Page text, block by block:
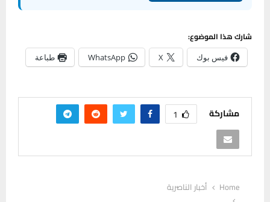
شارك هذا الموضوع:
فيس بوك X
WhatsApp طباعة
مشاركة 1
Home
أخبار الناصرية